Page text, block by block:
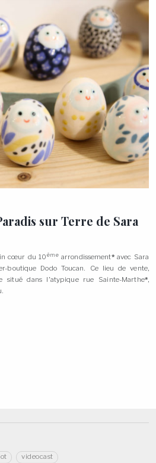
sur Terre de Sara
cœur du 10 èmearrondissement*avec Sara
boutique Dodo Toucan. Ce lieu de vente,
situé dans l’atypique rue Sainte-Marthe*,
videocast